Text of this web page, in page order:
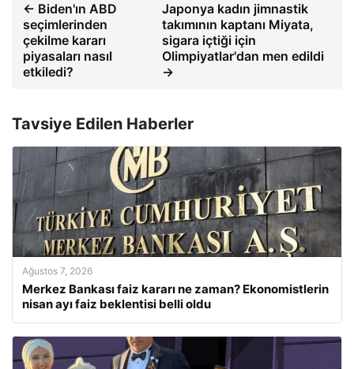
← Biden'ın ABD
seçimlerinden
çekilme kararı
piyasaları nasıl
etkiledi?
Japonya kadın jimnastik
takımının kaptanı Miyata,
sigara içtiği için
Olimpiyatlar'dan men edildi
→
Tavsiye Edilen Haberler
Ağustos 7, 2026
Merkez Bankası faiz kararı ne zaman? Ekonomistlerin
nisan ayı faiz beklentisi belli oldu